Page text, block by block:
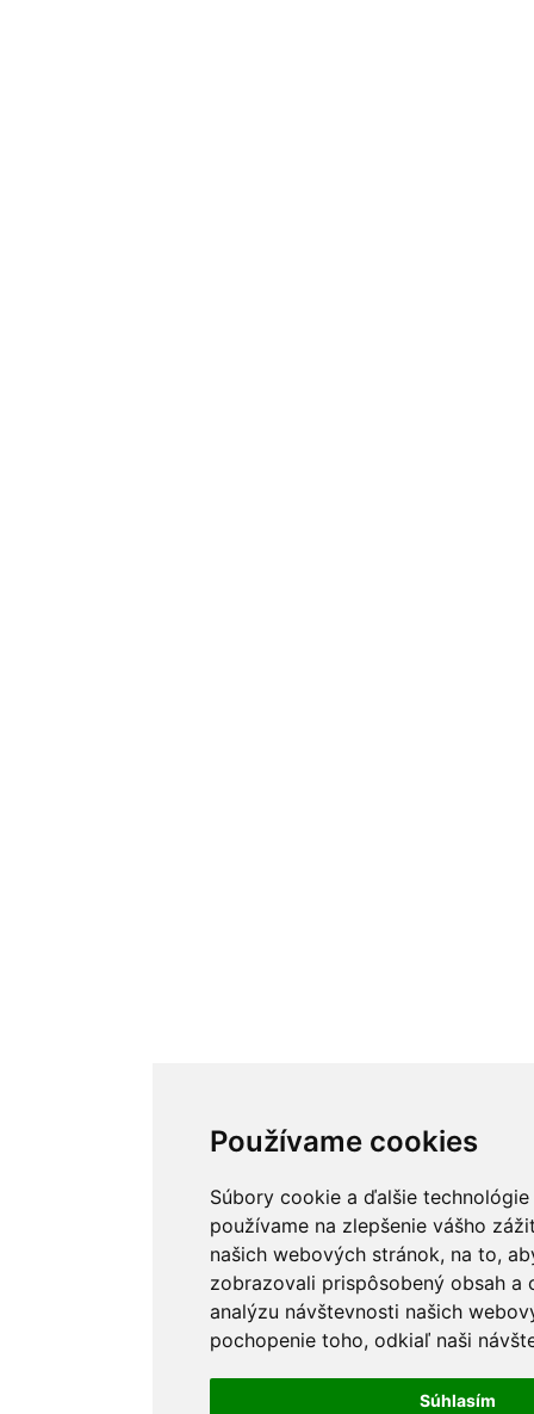
Používame cookies
Súbory cookie a ďalšie
používame na zlepšenie vášho
našich webových stránok, na to,
zobrazovali prispôsobený obsah a
analýzu návštevnosti našich
pochopenie toho, odkiaľ naši
Súhlasím